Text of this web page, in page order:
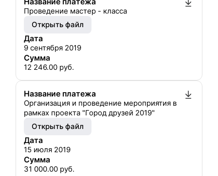
Проведение мастер - класса
Открыть файл
Дата
9 сентября 2019
Сумма
12 246.00 руб.
Название платежа
Организация и проведение мероприятия в
рамках проекта "Город друзей 2019"
Открыть файл
Дата
15 июля 2019
Сумма
31 000.00 руб.